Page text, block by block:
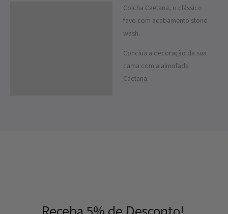
Colcha Caetana, o clássico
favo com acabamento stone
wash.
Conclua a decoração da sua
cama com a almofada
Caetana.